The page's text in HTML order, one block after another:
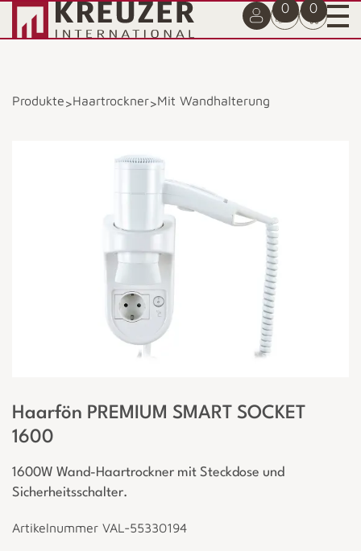
0 0
Produkte>Haartrockner>Mit Wandhalterung
Haarfön PREMIUM SMART SOCKET
1600
1600W Wand-Haartrockner mit Steckdose und
Sicherheitsschalter.
Artikelnummer VAL-55330194